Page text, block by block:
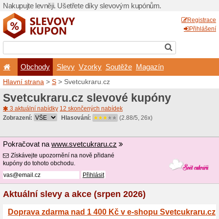
Nakupujte levněji.
Obchody Slevy
Hlavní strana> S>